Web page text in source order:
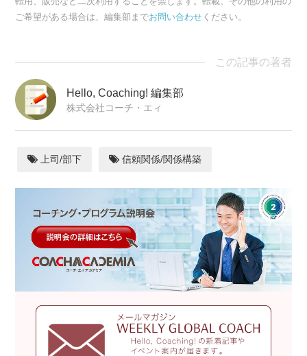
ご希望がある場合は、編集部までお問い合わせ ください。
この記事の著者
Hello, Coaching! 編集部
株式会社コーチ・エィ
上司/部下 信頼関係/関係構築